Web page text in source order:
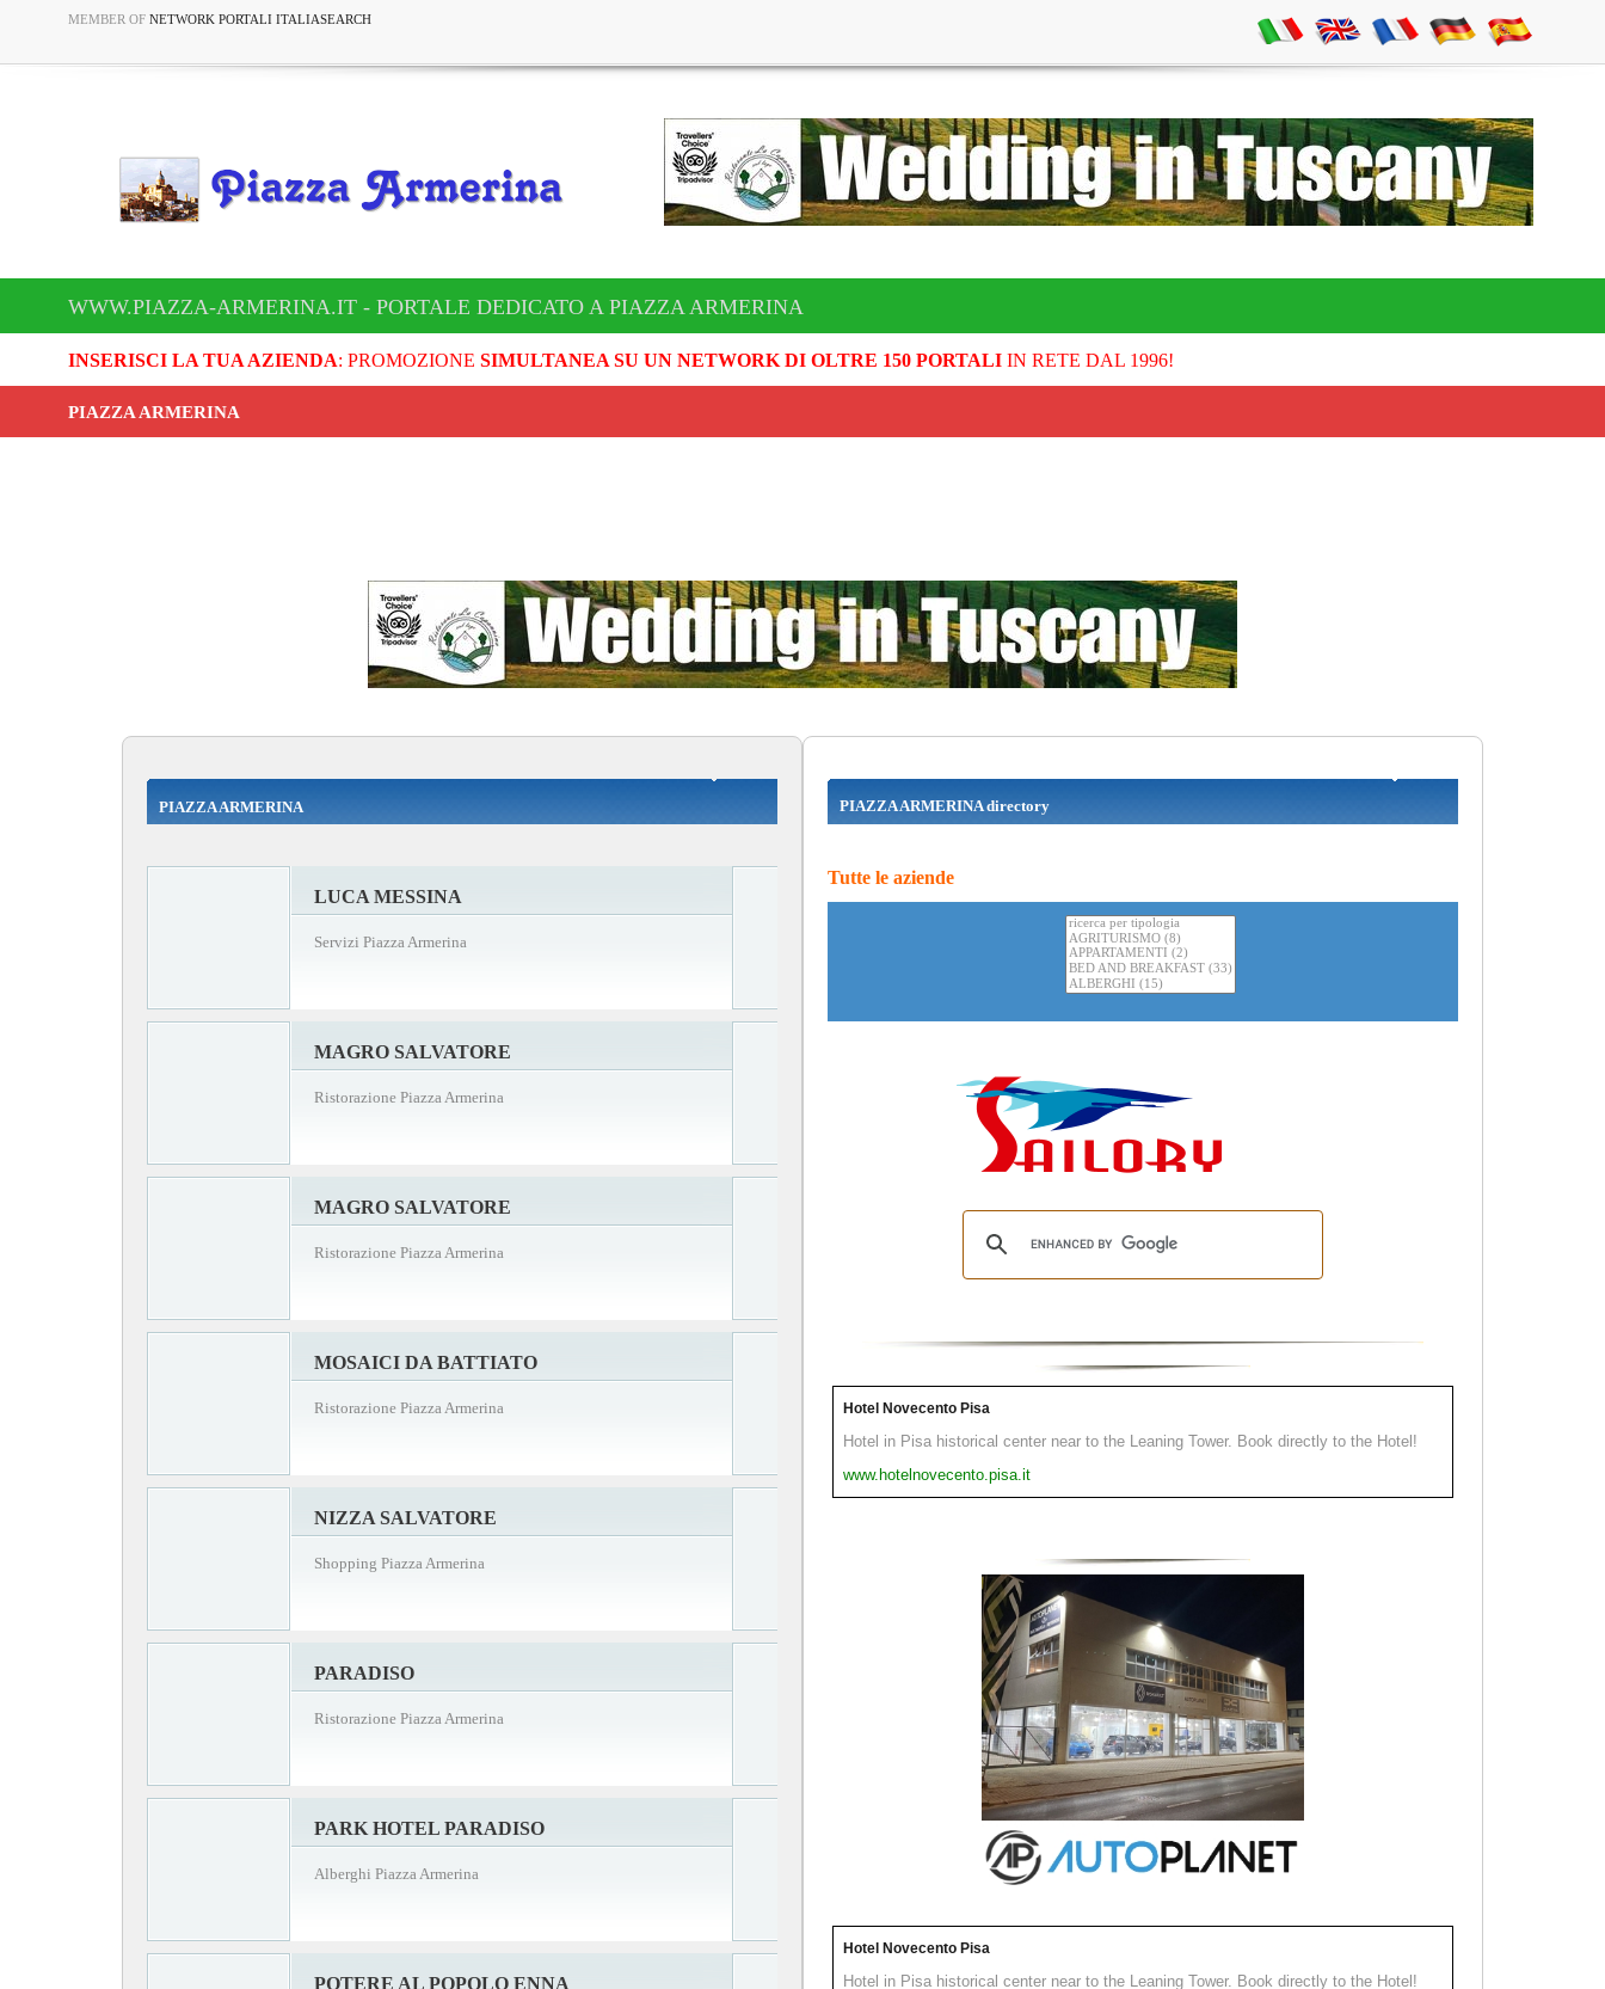
MEMBER OF NETWORK PORTALI ITALIASEARCH
WWW.PIAZZA-ARMERINA.IT - PORTALE DEDICATO A PIAZZA ARMERINA
INSERISCI LA TUA AZIENDA: PROMOZIONE SIMULTANEA SU UN NETWORK DI OLTRE 150 PORTALIIN RETE DAL 1996!
PIAZZA ARMERINA
PIAZZA ARMERINA
LUCA MESSINA
Servizi Piazza Armerina
MAGRO SALVATORE
Ristorazione Piazza Armerina
MAGRO SALVATORE
Ristorazione Piazza Armerina
MOSAICI DA BATTIATO
Ristorazione Piazza Armerina
NIZZA SALVATORE
Shopping Piazza Armerina
PARADISO
Ristorazione Piazza Armerina
PARK HOTEL PARADISO
Alberghi Piazza Armerina
POTERE AL POPOLO ENNA
PIAZZA ARMERINA directory
Tutte le aziende
Hotel Novecento Pisa
Hotel in Pisa historical center near to the Leaning Tower. Book directly to the Hotel!
www.hotelnovecento.pisa.it
Hotel Novecento Pisa
Hotel in Pisa historical center near to the Leaning Tower. Book directly to the Hotel!